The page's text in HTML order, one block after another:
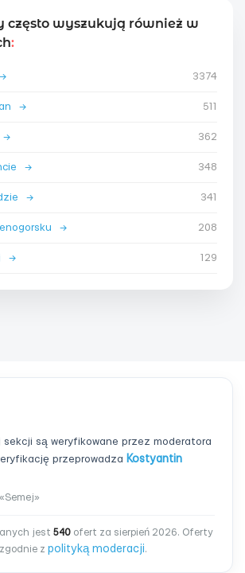
często wyszukują również w
:
→ 3374
→ 511
→ 362
→ 348
→ 341
→ 208
→ 129
są weryfikowane przez moderatora
przeprowadza Kostyantin
jest 540 ofert za sierpień 2026. Oferty
z polityką moderacji.